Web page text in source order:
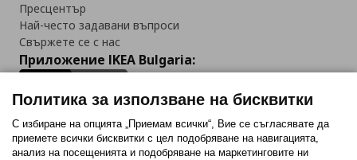
Пресцентър
Най-често задавани въпроси
Свържете се с нас
Приложение IKEA Bulgaria:
Последвайте ни:
Политика за използване на бисквитки
С избиране на опцията „Приемам всички“, Вие се съгласявате да
приемете всички бисквитки с цел подобряване на навигацията,
анализ на посещенията и подобряване на маркетинговите ни